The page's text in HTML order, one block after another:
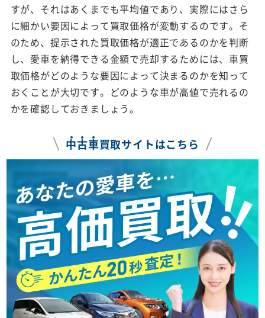
すが、それはあくまでも平均値であり、実際にはさら
に細かい要因によって買取価格が変動するのです。そ
のため、提示された買取価格が適正であるのかを判断
し、愛車を納得できる金額で売却するためには、車買
取価格がどのような要因によって決まるのかを知って
おくことが大切です。どのような車が高値で売れるの
かを確認しておきましょう。
中古車買取サイトはこちら